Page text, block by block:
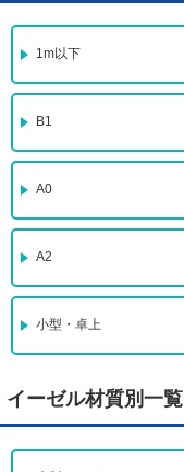
1m以下
B1
A0
A2
小型・卓上
イーゼル材質別一覧